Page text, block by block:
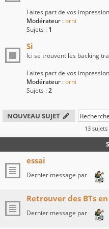
Faites part de vos
Modérateur :orni
Sujets : 1
Si
Ici se trouvent les backing
Faites part de vos
Modérateur :orni
Sujets :2
NOUVEAU SUJET
13 sujets
essai
Dernier message par
Retrouver des BTs en
Dernier message par